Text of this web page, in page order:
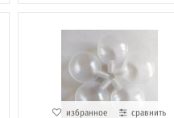
избранное сравнить